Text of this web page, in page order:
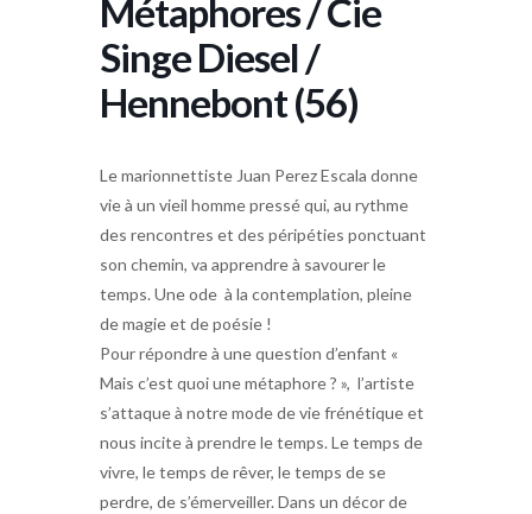
Métaphores / Cie
Singe Diesel /
Hennebont (56)
Le marionnettiste Juan Perez Escala donne
vie à un vieil homme pressé qui, au rythme
des rencontres et des péripéties ponctuant
son chemin, va apprendre à savourer le
temps. Une ode à la contemplation, pleine
de magie et de poésie !
Pour répondre à une question d’enfant «
Mais c’est quoi une métaphore ? », l’artiste
s’attaque à notre mode de vie frénétique et
nous incite à prendre le temps. Le temps de
vivre, le temps de rêver, le temps de se
perdre, de s’émerveiller. Dans un décor de